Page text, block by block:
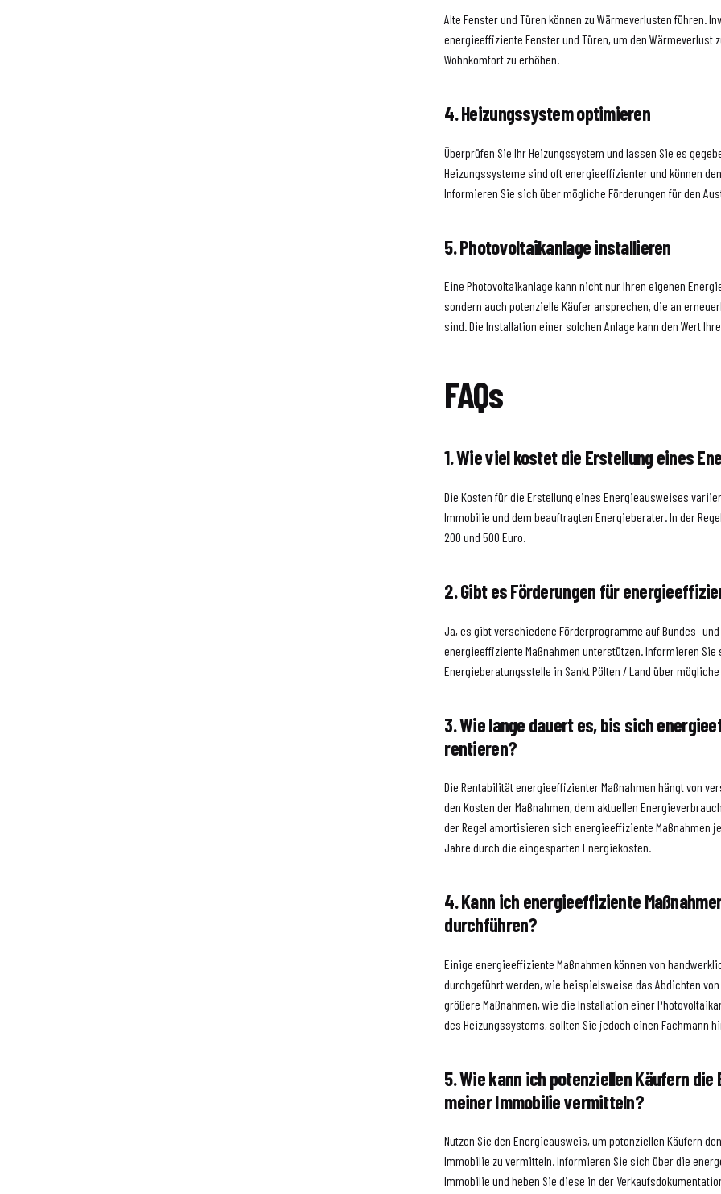
Alte Fenster und Türen können zu Wärmeverlusten führen.
energieeffiziente Fenster und Türen, um den Wärmeverlust
Wohnkomfort zu erhöhen.
4. Heizungssystem optimieren
Überprüfen Sie Ihr Heizungssystem und lassen Sie es
Heizungssysteme sind oft energieeffizienter und können
Informieren Sie sich über mögliche Förderungen für den
5. Photovoltaikanlage installieren
Eine Photovoltaikanlage kann nicht nur Ihren eigenen
sondern auch potenzielle Käufer ansprechen, die an
sind. Die Installation einer solchen Anlage kann den Wert
FAQs
1. Wie viel kostet die Erstellung eines
Die Kosten für die Erstellung eines Energieausweises
Immobilie und dem beauftragten Energieberater. In der
200 und 500 Euro.
2. Gibt es Förderungen für
Ja, es gibt verschiedene Förderprogramme auf Bundes- und
energieeffiziente Maßnahmen unterstützen. Informieren Sie
Energieberatungsstelle in Sankt Pölten / Land über mögliche
3. Wie lange dauert es, bis sich
rentieren?
Die Rentabilität energieeffizienter Maßnahmen hängt von
den Kosten der Maßnahmen, dem aktuellen
der Regel amortisieren sich energieeffiziente Maßnahmen
Jahre durch die eingesparten Energiekosten.
4. Kann ich energieeffiziente Maßnahmen
durchführen?
Einige energieeffiziente Maßnahmen können von
durchgeführt werden, wie beispielsweise das Abdichten von
größere Maßnahmen, wie die Installation einer
des Heizungssystems, sollten Sie jedoch einen Fachmann
5. Wie kann ich potenziellen Käufern die
meiner Immobilie vermitteln?
Nutzen Sie den Energieausweis, um potenziellen Käufern
Immobilie zu vermitteln. Informieren Sie sich über die
Immobilie und heben Sie diese in der